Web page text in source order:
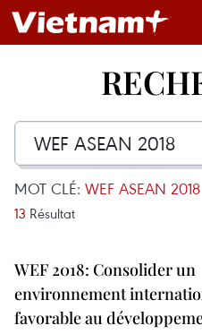
MOT CLÉ: WEF ASEAN 2018
13 Résultat
WEF 2018: Consolider un
environnement
favorable au